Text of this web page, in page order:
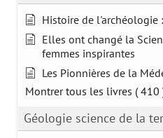
Histoire de l'archéologie
Elles ont changé la
femmes inspirantes
Les Pionnières de la
Montrer tous les livres ( 410
Géologie science de la